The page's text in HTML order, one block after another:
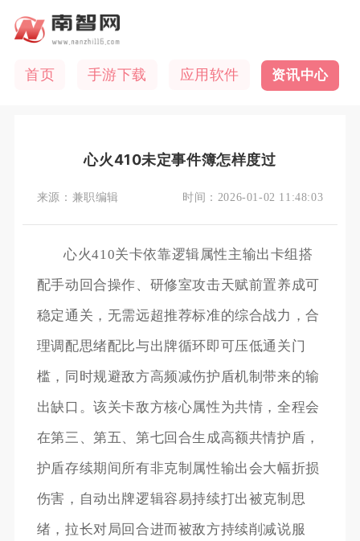
首页 手游下载 应用软件 资讯中心
心火410未定事件簿怎样度过
来源： 兼职编辑 时间： 2026-01-02 11:48:03
心火410关卡依靠逻辑属性主输出卡组搭
配手动回合操作、研修室攻击天赋前置养成可
稳定通关，无需远超推荐标准的综合战力，合
理调配思绪配比与出牌循环即可压低通关门
槛，同时规避敌方高频减伤护盾机制带来的输
出缺口。该关卡敌方核心属性为共情，全程会
在第三、第五、第七回合生成高额共情护盾，
护盾存续期间所有非克制属性输出会大幅折损
伤害，自动出牌逻辑容易持续打出被克制思
绪，拉长对局回合进而被敌方持续削减说服